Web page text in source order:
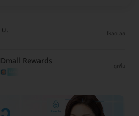
. โหลดเลย
Rewards
ดูเพิ่ม